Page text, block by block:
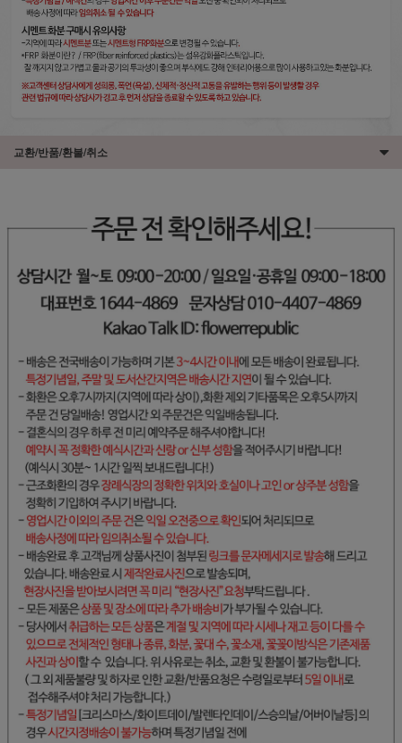
교환/반품/환불/취소